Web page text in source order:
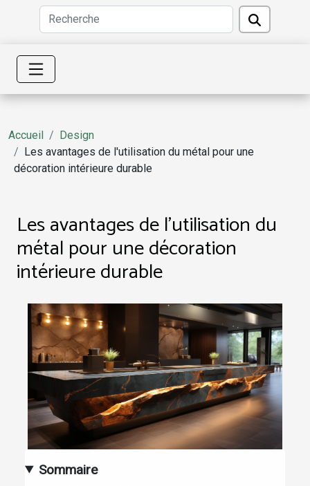
Accueil
Design
Les avantages de l'utilisation du métal pour une
décoration intérieure durable
Les avantages de l'utilisation du
métal pour une décoration
intérieure durable
Sommaire